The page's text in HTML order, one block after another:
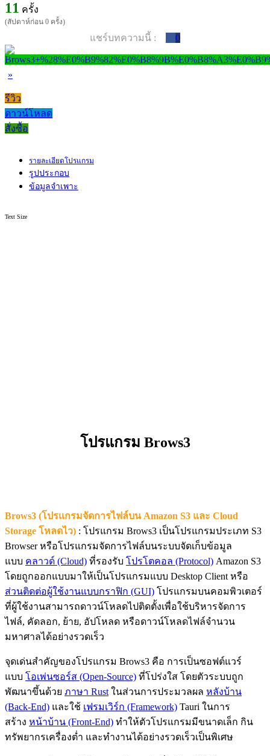
11 ครั้ง
(สัปดาห์ก่อน 0 ครั้ง)
แชร์บทความนี้ : 0
»
รีวิว
ดาวน์โหลด
สั่งซื้อ
รายละเอียดโปรแกรม
รูปประกอบ
ข้อมูลจำเพาะ
Text Size
โปรแกรม Brows3
Brows3 (โปรแกรมจัดการไฟล์บน Amazon S3 และ Cloud
Storage โหลดไว) : โปรแกรม Brows3 เป็นโปรแกรมประเภท S3
Browser หรือโปรแกรมจัดการไฟล์บนระบบจัดเก็บข้อมูล
แบบ คลาวด์ (Cloud) ที่รองรับ โปรโตคอล (Protocol) Amazon S3
โดยถูกออกแบบมาให้เป็นโปรแกรมแบบ Desktop Client หรือ
ส่วนติดต่อผู้ใช้งานแบบกราฟิก (GUI) โปรแกรมบนคอมพิวเตอร์
ที่ผู้ใช้งานสามารถดาวน์โหลดไปติดตั้งเพื่อใช้บริหารจัดการ
ไฟล์, คัดลอก, ย้าย, อัปโหลด หรือดาวน์โหลดไฟล์จำนวน
มหาศาลได้อย่างรวดเร็ว
จุดเด่นสำคัญของโปรแกรม Brows3 คือ การเป็นซอฟต์แวร์
แบบ โอเพ่นซอร์ส (Open-Source) ที่โปร่งใส โดยตัวระบบถูก
พัฒนาขึ้นด้วย ภาษา Rust ในส่วนการประมวลผล หลังบ้าน
(Back-End) และใช้ เฟรมเวิร์ก (Framework) Tauri ในการ
สร้าง หน้าบ้าน (Front-End) ทำให้ตัวโปรแกรมมีขนาดเล็ก กิน
ทรัพยากรเครื่องต่ำ และทำงานได้อย่างรวดเร็วเป็นพิเศษ